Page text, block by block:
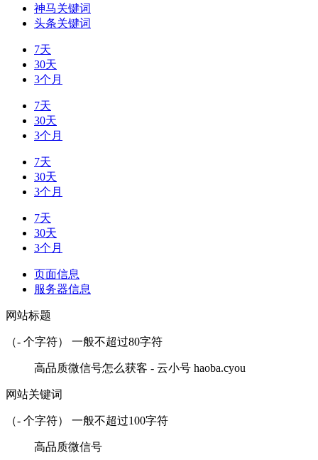
神马关键词
头条关键词
7天
30天
3个月
7天
30天
3个月
7天
30天
3个月
7天
30天
3个月
页面信息
服务器信息
网站标题
（- 个字符） 一般不超过80字符
️高品质微信号怎么获客 - 云小号 haoba.cyou
网站关键词
（- 个字符） 一般不超过100字符
高品质微信号